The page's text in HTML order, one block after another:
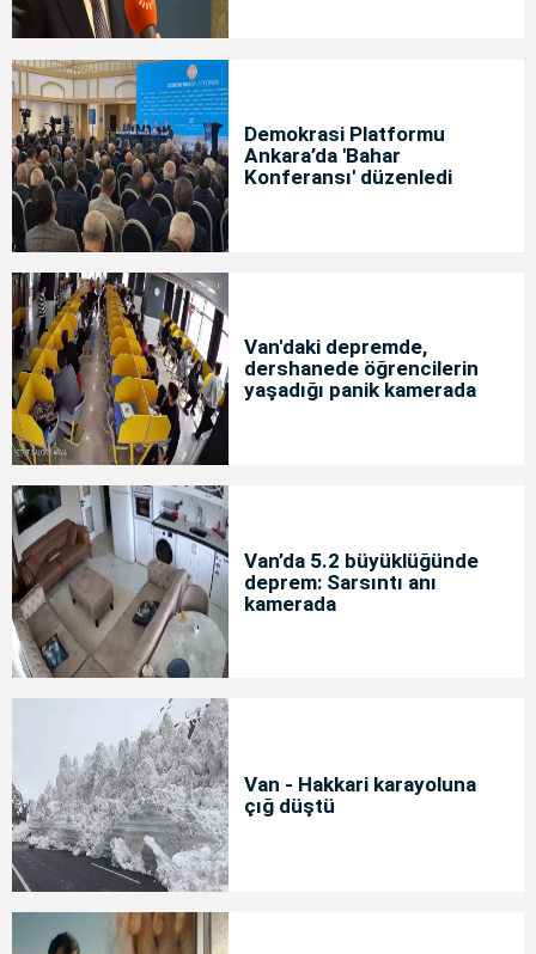
Demokrasi Platformu
Ankara’da 'Bahar
Konferansı' düzenledi
Van'daki depremde,
dershanede öğrencilerin
yaşadığı panik kamerada
Van’da 5.2 büyüklüğünde
deprem: Sarsıntı anı
kamerada
Van - Hakkari karayoluna
çığ düştü